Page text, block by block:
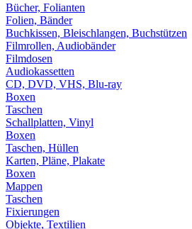
Bücher, Folianten
Folien, Bänder
Buchkissen, Bleischlangen, Buchstützen
Filmrollen, Audiobänder
Filmdosen
Audiokassetten
CD, DVD, VHS, Blu-ray
Boxen
Taschen
Schallplatten, Vinyl
Boxen
Taschen, Hüllen
Karten, Pläne, Plakate
Boxen
Mappen
Taschen
Fixierungen
Objekte, Textilien